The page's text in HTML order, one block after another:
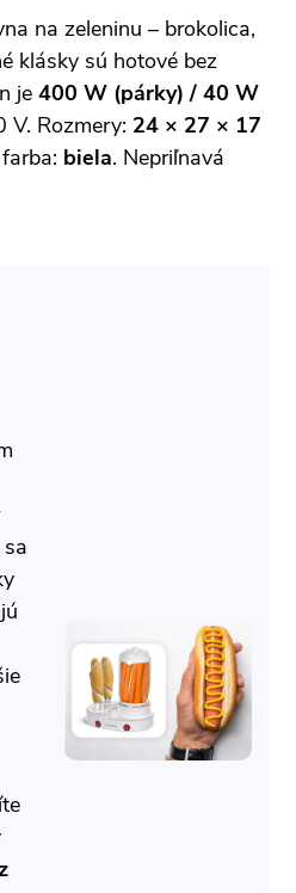
na zeleninu – brokolica,
klásky sú hotové bez
je 400 W (párky) / 40 W
V. Rozmery: 24 × 27 × 17
biela. Nepriľnavá
sa